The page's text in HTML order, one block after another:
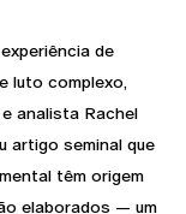
de
luto complexo,
analista Rachel
artigo seminal que
têm origem
elaborados — um